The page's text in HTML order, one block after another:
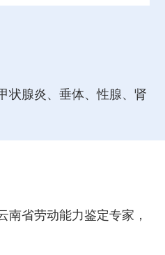
状腺炎、垂体、性腺、肾
省劳动能力鉴定专家，